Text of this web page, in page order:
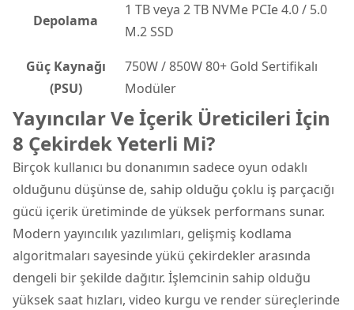
Depolama
1 TB veya 2 TB NVMe PCIe 4.0 / 5.0
M.2 SSD
Güç Kaynağı
(PSU)
750W / 850W 80+ Gold Sertifikalı
Modüler
Yayıncılar Ve İçerik Üreticileri İçin
8 Çekirdek Yeterli Mi?
Birçok kullanıcı bu donanımın sadece oyun odaklı
olduğunu düşünse de, sahip olduğu çoklu iş parçacığı
gücü içerik üretiminde de yüksek performans sunar.
Modern yayıncılık yazılımları, gelişmiş kodlama
algoritmaları sayesinde yükü çekirdekler arasında
dengeli bir şekilde dağıtır. İşlemcinin sahip olduğu
yüksek saat hızları, video kurgu ve render süreçlerinde